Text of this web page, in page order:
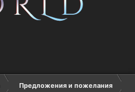
Предложения и пожелания